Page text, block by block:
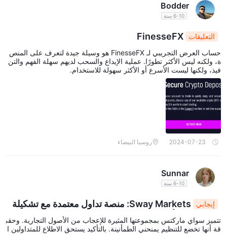
Bodder
6-10 سنة
التعليقات
حساب العرض التجريبي لـ FinesseFX هو وسيلة جيدة لتعرف على المنص
ة، ولكنه ليس الأكثر تطورًا. عملية الإيداع والسحب لديهم سهلة الفهم والتن
فيذ، ولكنها ليست الأسرع أو الأكثر سهولة للاستخدام.
2024-07-23 روسيا البيضاء
Sunnar
6-10 سنة
إيجابي
Sway Markets: منصة تداول معتمدة مع تشكيلة
واسعة من الأصول
تتميز سواي ماركتس بمجموعتها المثيرة للإعجاب من الأصول التجارية. وحقي
قة أنها تخضع للتنظيم يمنحني الطمأنينة. بالتأكيد يستحق الاطلاع للمتداولين ا